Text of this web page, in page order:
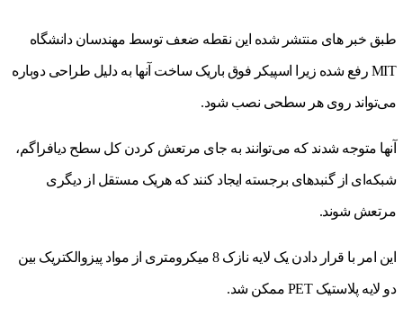
طبق خبر های منتشر شده این نقطه ضعف توسط مهندسان دانشگاه
MIT رفع شده زیرا اسپیکر فوق باریک ساخت آنها به دلیل طراحی دوباره
می‌تواند روی هر سطحی نصب شود.
آنها متوجه شدند که می‌توانند به جای مرتعش کردن کل سطح دیافراگم،
شبکه‌ای از گنبدهای برجسته ایجاد کنند که هریک مستقل از دیگری
مرتعش شوند.
این امر با قرار دادن یک لایه نازک 8 میکرومتری از مواد پیزوالکتریک بین
دو لایه پلاستیک PET ممکن شد.